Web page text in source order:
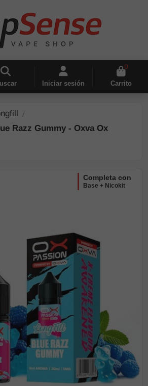
Iniciar sesión
0
Carrito
Razz Gummy - Oxva Ox
completa con
Base + Nicokit